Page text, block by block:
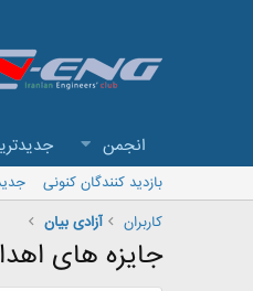
انجمن
بازدید کنندگان کنونی
کاربران
آزادی بیان
جایزه های